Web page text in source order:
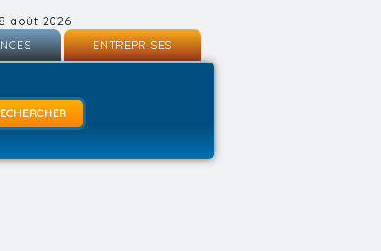
août 2026
ENTREPRISES